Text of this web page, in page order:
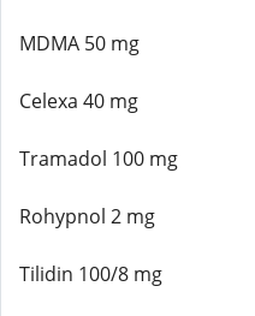
MDMA 50 mg
Celexa 40 mg
Tramadol 100 mg
Rohypnol 2 mg
Tilidin 100/8 mg